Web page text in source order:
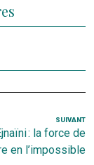
SUIVANT
: la force de
en l’impossible